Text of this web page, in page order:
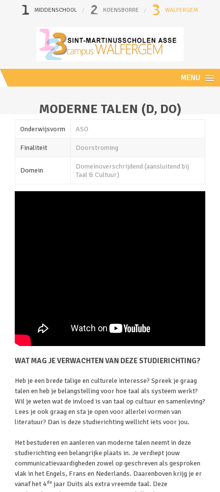
MIDDENSCHOOL KOENSBORRE WALFERGEM
MENU
MODERNE TALEN (D, DO)
Onderwijsvorm ASO
Finaliteit Doorstroming
Domein
Domeinoverschrijdend (aansluitend bij
Taal & Cultuur)
WAT MAG JE VERWACHTEN VAN DEZE STUDIERICHTING?
Heb je een brede talige en culturele interesse? Spreek je graag
talen en heb je belangstelling voor hoe taal als systeem werkt?
Wil je weten wat de invloed is van taal op cultuur en samenleving?
Lees je ook graag en sta je open voor allerlei vormen van
literatuur? Dan is deze studierichting wellicht iets voor jou.
Het bestuderen en aanleren van moderne talen neemt in deze
studierichting een belangrijke plaats in. Je verdiept jouw
communicatievaardigheden zowel op geschreven als gesproken
vlak in het Engels, Frans en Nederlands. Daarenboven krijg je er
vanaf het 4de jaar Duits als extra vreemde taal. Deze